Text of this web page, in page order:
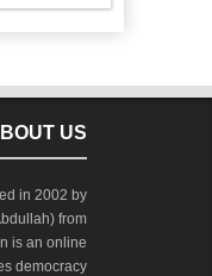
US
in 2002 by
from
is an online
democracy